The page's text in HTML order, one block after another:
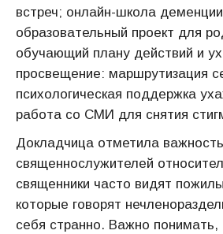
встреч; онлайн-школа
образовательный проект для
обучающий плану действий и
просвещение: маршрутизация
психологическая поддержка
работа со СМИ для снятия
Докладчица отметила
священнослужителей
священники часто видят
которые говорят
себя странно. Важно понимать,